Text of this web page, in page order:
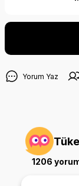
Yorum Yaz
1206